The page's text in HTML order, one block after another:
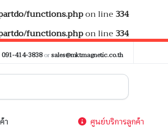
functions.phpon line 334
functions.phpon line 334
091-414-3838orsales@mktmagnetic.co.th
า ศูนย์บริการลูกค้า